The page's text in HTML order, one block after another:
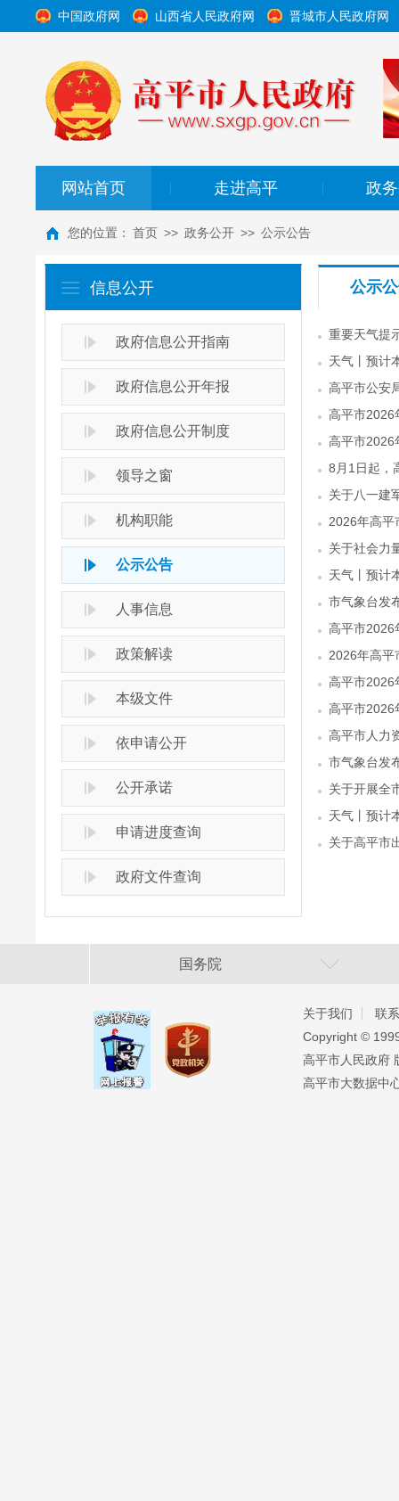
中国政府网 山西省人民政府网 晋城市人民政府网
网站首页 走进高平 政
您的位置： 首页 >> 政务公开 >> 公示公告
信息公开
政府信息公开指南
政府信息公开年报
政府信息公开制度
领导之窗
机构职能
公示公告
人事信息
政策解读
本级文件
依申请公开
公开承诺
申请进度查询
政府文件查询
公示
重要天气提
天气丨预计
高平市公安
高平市2026
高平市2026
8月1日起，
关于八一建
2026年高平
关于社会力
天气丨预计
市气象台发
高平市2026
2026年高平
高平市2026
高平市2026
高平市人力
市气象台发
关于开展全
天气丨预计
关于高平市
国务院
关于我们
联
Copyright ©️
高平市人民政府
高平市大数据